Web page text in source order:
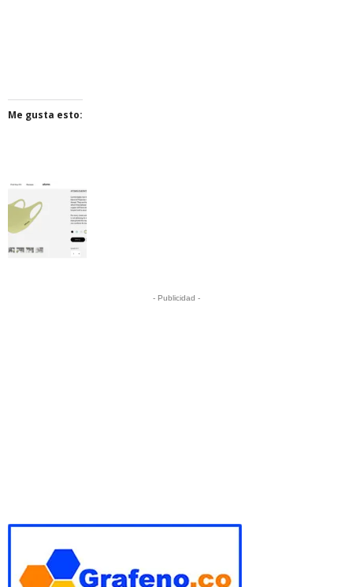
Me gusta esto:
- Publicidad -